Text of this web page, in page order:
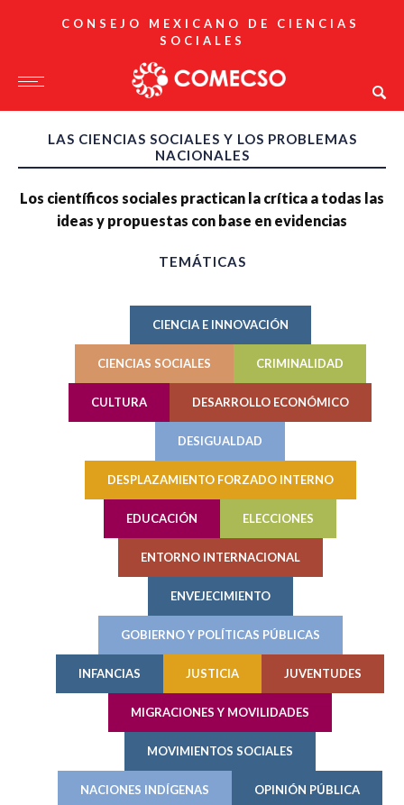
CONSEJO MEXICANO DE CIENCIAS
SOCIALES
LAS CIENCIAS SOCIALES Y LOS PROBLEMAS
NACIONALES
Los científicos sociales practican la crítica a todas las
ideas y propuestas con base en evidencias
TEMÁTICAS
CIENCIA E INNOVACIÓN
CIENCIAS SOCIALES CRIMINALIDAD
CULTURA DESARROLLO ECONÓMICO
DESIGUALDAD
DESPLAZAMIENTO FORZADO INTERNO
EDUCACIÓN ELECCIONES
ENTORNO INTERNACIONAL
ENVEJECIMIENTO
GOBIERNO Y POLÍTICAS PÚBLICAS
INFANCIAS JUSTICIA JUVENTUDES
MIGRACIONES Y MOVILIDADES
MOVIMIENTOS SOCIALES
NACIONES INDÍGENAS OPINIÓN PÚBLICA